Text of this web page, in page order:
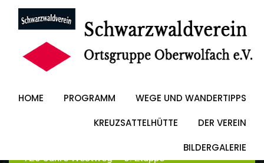
HOME PROGRAMM
WEGE UND WANDERTIPPS
KREUZSATTELHÜTTE
DER VEREIN
BILDERGALERIE
125 Jahre Westweg
– 6. Etappe
Blog-Allgemein
-125 Jahre Westweg – 6. Etappe